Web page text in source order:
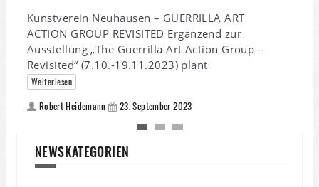
Kunstverein Neuhausen – GUERRILLA ART
ACTION GROUP REVISITED Ergänzend zur
Ausstellung „The Guerrilla Art Action Group –
Revisited“ (7.10.-19.11.2023) plant
Weiterlesen
Robert Heidemann 23. September 2023
NEWSKATEGORIEN